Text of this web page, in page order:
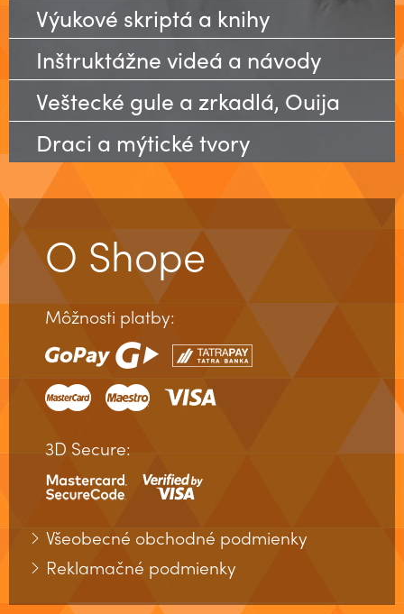
Výukové skriptá a knihy
Inštruktážne videá a návody
Veštecké gule a zrkadlá, Ouija
Draci a mýtické tvory
O Shope
Môžnosti platby:
3D Secure:
Všeobecné obchodné podmienky
Reklamačné podmienky